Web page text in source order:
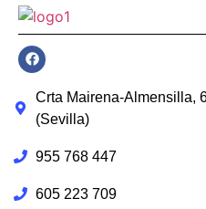
Crta Mairena-Almensilla,
(Sevilla)
955 768 447
605 223 709